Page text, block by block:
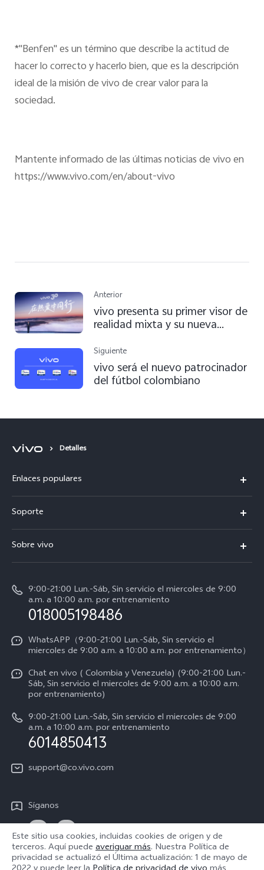
*"Benfen" es un término que describe la actitud de
hacer lo correcto y hacerlo bien, que es la descripción
ideal de la misión de vivo de crear valor para la
sociedad.
Mantente informado de las últimas noticias de vivo en
https://www.vivo.com/en/about-vivo
Anterior
vivo presenta su primer visor de
realidad mixta y su nueva
aniversario
Siguiente
vivo será el nuevo patrocinador
del fútbol colombiano
Detalles
Enlaces populares
V70
V70 FE
Y11d
Soporte
Centro de servicio
Verificación de IMEI
Consulta el Precio de los Repuestos
Manual de usuario
Servicio de logística
Progreso de la reparación
Sobre vivo
Noticias
Empleos en vivo
Avisos legales
Acerca de nosotros
Sostenibilidad
Centro de privacidad de vivo
Accesibilidad
9:00-21:00 Lun.-Sáb, Sin servicio el miercoles de 9:00
a.m. a 10:00 a.m. por entrenamiento
018005198486
WhatsAPP（9:00-21:00 Lun.-Sáb, Sin servicio el
miercoles de 9:00 a.m. a 10:00 a.m. por entrenamiento）
Chat en vivo ( Colombia y Venezuela) (9:00-21:00 Lun.-
Sáb, Sin servicio el miercoles de 9:00 a.m. a 10:00 a.m.
por entrenamiento)
9:00-21:00 Lun.-Sáb, Sin servicio el miercoles de 9:00
a.m. a 10:00 a.m. por entrenamiento
6014850413
support@co.vivo.com
Síganos
Este sitio usa cookies, incluidas cookies de origen y de
terceros. Aquí puede averiguar más. Nuestra Política de
privacidad se actualizó el Última actualización: 1 de mayo de